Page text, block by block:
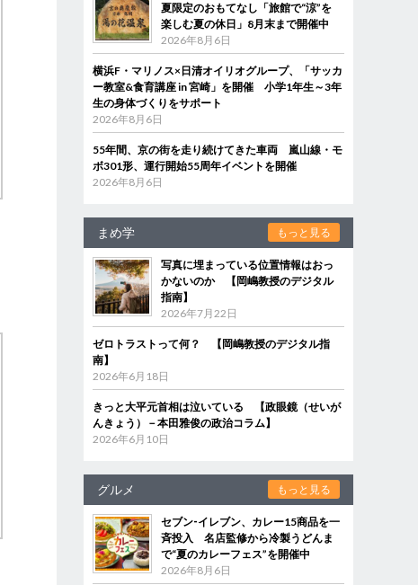
夏限定のおもてなし「旅館で“涼”を
楽しむ夏の休日」8月末まで開催中
2026年8月6日
横浜F・マリノス×日清オイリオグループ、「サッカ
ー教室&食育講座 in 宮崎」を開催 小学1年生～3年
生の身体づくりをサポート
2026年8月6日
55年間、京の街を走り続けてきた車両 嵐山線・モ
ボ301形、運行開始55周年イベントを開催
2026年8月6日
まめ学 もっと見る
写真に埋まっている位置情報はおっ
かないのか 【岡嶋教授のデジタル
指南】
2026年7月22日
ゼロトラストって何？ 【岡嶋教授のデジタル指
南】
2026年6月18日
きっと大平元首相は泣いている 【政眼鏡（せいが
んきょう）－本田雅俊の政治コラム】
2026年6月10日
グルメ もっと見る
セブン‐イレブン、カレー15商品を一
斉投入 名店監修から冷製うどんま
で“夏のカレーフェス”を開催中
2026年8月6日